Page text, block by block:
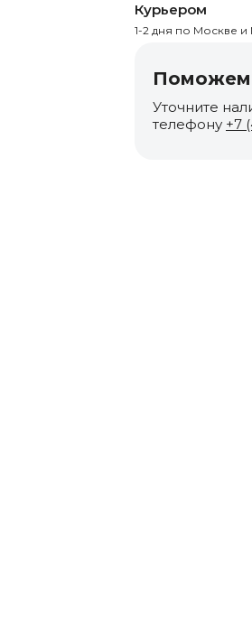
Курьером
1-2 дня по Москве
Поможем
Уточните
телефону +7